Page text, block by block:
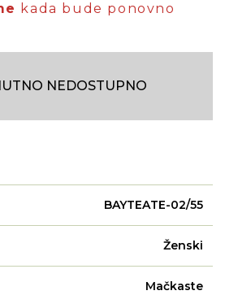
kada bude ponovno
NEDOSTUPNO
BAYTEATE-02/55
Ženski
Mačkaste